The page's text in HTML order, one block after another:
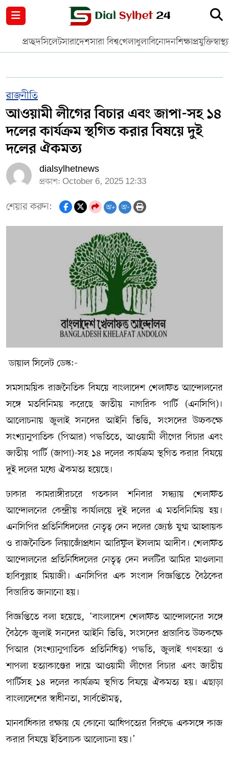
প্রচ্ছদসিলেটসারাদেশসারা বিশ্বখেলাধুলাবিনোদনশিক্ষাপ্রযুক্তি
রাজনীতি
আওয়ামী লীগের বিচার এবং জাপা-সহ ১৪
দলের কার্যক্রম স্থগিত করার বিষয়ে দুই
দলের ঐকমত্য
dialsylhetnews
প্রকাশ: October 6, 2025 12:33
শেয়ার করুন: অ+ অ-
ডায়াল সিলেট ডেস্ক:-
সমসাময়িক রাজনৈতিক বিষয়ে বাংলাদেশ খেলাফত আন্দোলনের
সঙ্গে মতবিনিময় করেছে জাতীয় নাগরিক পার্টি (এনসিপি)।
আলোচনায় জুলাই সনদের আইনি ভিত্তি, সংসদের উচ্চকক্ষে
সংখ্যানুপাতিক (পিআর) পদ্ধতিতে, আওয়ামী লীগের বিচার এবং
জাতীয় পার্টি (জাপা)-সহ ১৪ দলের কার্যক্রম স্থগিত করার বিষয়ে
দুই দলের মধ্যে ঐকমত্য হয়েছে।
ঢাকার কামরাঙ্গীরচরে গতকাল শনিবার সন্ধ্যায় খেলাফত
আন্দোলনের কেন্দ্রীয় কার্যালয়ে দুই দলের এ মতবিনিমিয় হয়।
এনসিপির প্রতিনিধিদলের নেতৃত্ব দেন দলের জ্যেষ্ঠ যুগ্ম আহ্বায়ক
ও রাজনৈতিক লিয়াজোঁপ্রধান আরিফুল ইসলাম আদীব। খেলাফত
আন্দোলনের প্রতিনিধিদলের নেতৃত্ব দেন দলটির আমির মাওলানা
হাবিবুল্লাহ মিয়াজী। এনসিপির এক সংবাদ বিজ্ঞপ্তিতে বৈঠকের
বিস্তারিত জানানো হয়।
বিজ্ঞপ্তিতে বলা হয়েছে, ‘বাংলাদেশ খেলাফত আন্দোলনের সঙ্গে
বৈঠকে জুলাই সনদের আইনি ভিত্তি, সংসদের প্রস্তাবিত উচ্চকক্ষে
পিআর (সংখ্যানুপাতিক প্রতিনিধিত্ব) পদ্ধতি, জুলাই গণহত্যা ও
শাপলা হত্যাকাণ্ডের দায়ে আওয়ামী লীগের বিচার এবং জাতীয়
পার্টিসহ ১৪ দলের কার্যক্রম স্থগিত বিষয়ে ঐকমত্য হয়। এছাড়া
বাংলাদেশের স্বাধীনতা, সার্বভৌমত্ব,
মানবাধিকার রক্ষায় যে কোনো আধিপত্যের বিরুদ্ধে একসঙ্গে কাজ
করার বিষয়ে ইতিবাচক আলোচনা হয়।’
নগর পরিকল্পনা
সুনামগঞ্জ
হবিগঞ্জ
মৌলভীবাজার
জাতীয়
আন্তর্জাতিক
মুক্তমত
YOUTUBE
FACEBOOK
TERMS & CONDITIONS
EDITOR & PUBLISHER : SOHEL AHMED